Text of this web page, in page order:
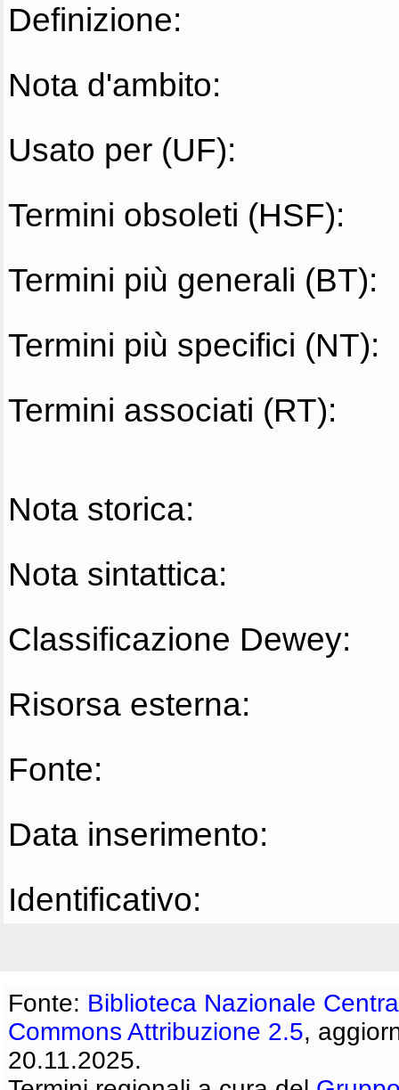
Definizione:
Nota d'ambito:
Usato per (UF):
Termini obsoleti (HSF):
Termini più generali (BT):
Termini più specifici (NT):
Termini associati (RT):
Nota storica:
Nota sintattica:
Classificazione Dewey:
Risorsa esterna:
Fonte:
Data inserimento:
Identificativo:
Fonte: Biblioteca Nazionale
Commons Attribuzione 2.5,
20.11.2025.